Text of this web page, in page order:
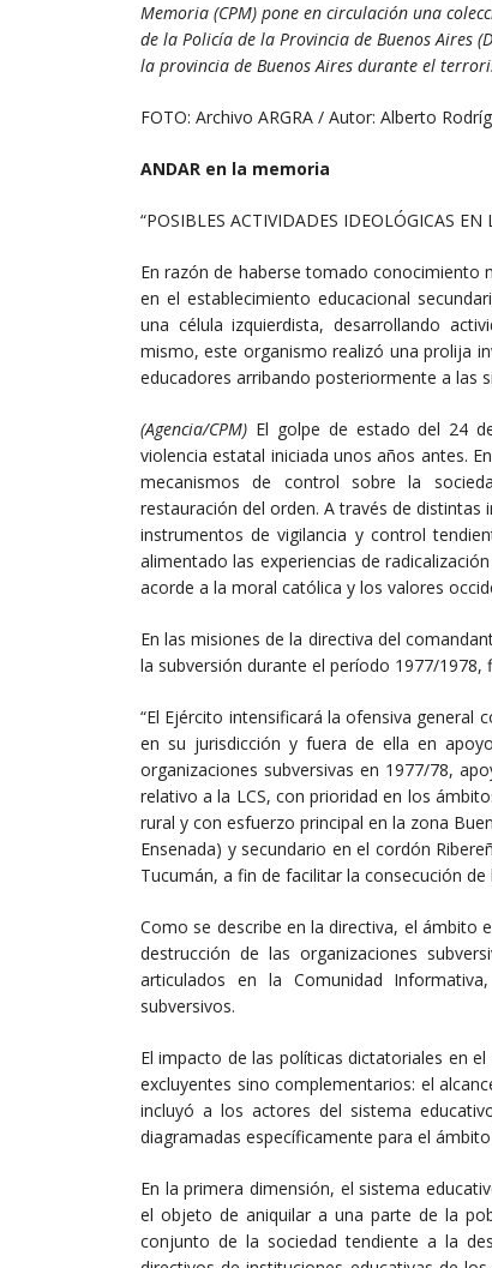
Memoria (CPM) pone en circulación una
de la Policía de la Provincia de Buenos Aires
la provincia de Buenos Aires durante el
FOTO: Archivo ARGRA / Autor: Alberto
ANDAR en la memoria
“POSIBLES ACTIVIDADES IDEOLÓGICAS
En razón de haberse tomado conocimiento
en el establecimiento educacional
una célula izquierdista, desarrollando
mismo, este organismo realizó una prolija
educadores arribando posteriormente a las
(Agencia/CPM) El golpe de estado del 24
violencia estatal iniciada unos años antes.
mecanismos de control sobre la
restauración del orden. A través de
instrumentos de vigilancia y control
alimentado las experiencias de
acorde a la moral católica y los valores
En las misiones de la directiva del
la subversión durante el período 1977/1978,
“El Ejército intensificará la ofensiva general
en su jurisdicción y fuera de ella en
organizaciones subversivas en 1977/78,
relativo a la LCS, con prioridad en los
rural y con esfuerzo principal en la zona
Ensenada) y secundario en el cordón
Tucumán, a fin de facilitar la consecución
Como se describe en la directiva, el ámbito
destrucción de las organizaciones
articulados en la Comunidad
subversivos.
El impacto de las políticas dictatoriales en
excluyentes sino complementarios: el
incluyó a los actores del sistema
diagramadas específicamente para el
En la primera dimensión, el sistema
el objeto de aniquilar a una parte de la
conjunto de la sociedad tendiente a la